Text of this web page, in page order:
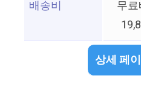
배송비
무
상세 페